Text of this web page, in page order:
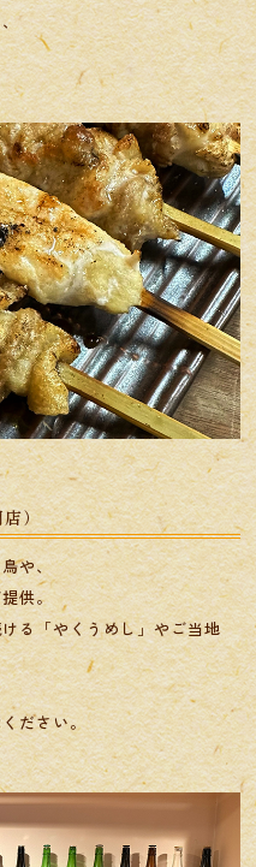
店）
や、
供。
る「やくうめし」やご当地
ださい。